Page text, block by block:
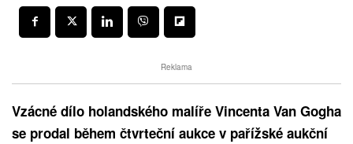
Reklama
Vzácné dílo holandského malíře Vincenta Van Gogha
se prodal během čtvrteční aukce v pařížské aukční